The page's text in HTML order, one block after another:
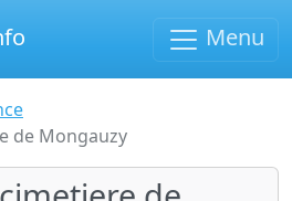
Menu
de Mongauzy